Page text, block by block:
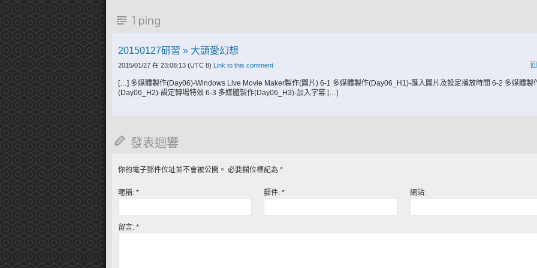
1 ping
20150127研習 » 大頭愛幻想
2015/01/27 在 23:08:13 (UTC 8) Link to this comment
[…] 多媒體製作(Day06)-Windows Live Movie Maker製作(圖片) 6-1 多媒體製作(Day06_H1)-匯入圖片及設定播放時間 6-2 多媒體製
(Day06_H2)-設定轉場特效 6-3 多媒體製作(Day06_H3)-加入字幕 […]
發表迴響
你的電子郵件位址並不會被公開。 必要欄位標記為 *
暱稱: * 郵件:* 網站:
留言: *